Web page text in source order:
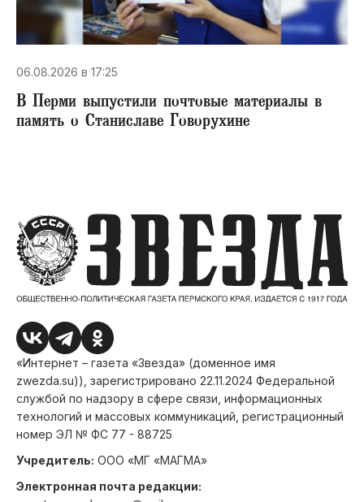
06.08.2026 в 17:25
В Перми выпустили почтовые материалы в
память о Станиславе Говорухине
«Интернет – газета «Звезда» (доменное имя
zwezda.su)), зарегистрировано 22.11.2024 Федеральной
службой по надзору в сфере связи, информационных
технологий и массовых коммуникаций, регистрационный
номер ЭЛ № ФС 77 - 88725
Учредитель: ООО «МГ «МАГМА»
Электронная почта редакции: